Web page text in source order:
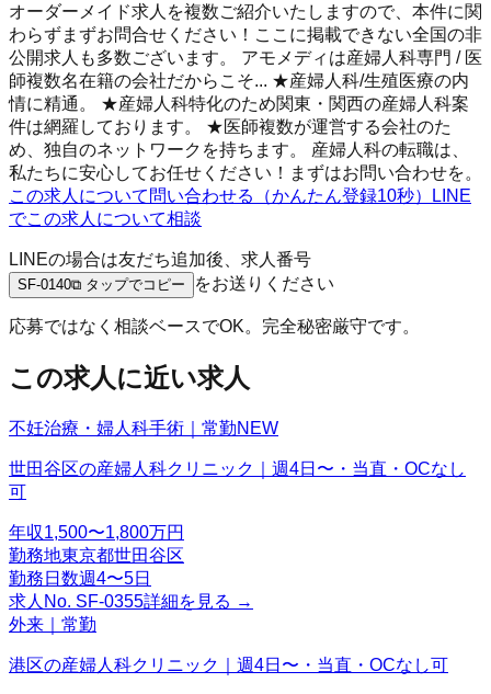
オーダーメイド求人を複数ご紹介いたしますので、本件に関
わらずまずお問合せください！ここに掲載できない全国の非
公開求人も多数ございます。 アモメディは産婦人科専門 / 医
師複数名在籍の会社だからこそ... ★産婦人科/生殖医療の内
情に精通。 ★産婦人科特化のため関東・関西の産婦人科案
件は網羅しております。 ★医師複数が運営する会社のた
め、独自のネットワークを持ちます。 産婦人科の転職は、
私たちに安心してお任せください！まずはお問い合わせを。
この求人について問い合わせる（かんたん登録10秒）
LINE
でこの求人について相談
LINEの場合は友だち追加後、求人番号
SF-0140⧉ タップでコピー をお送りください
応募ではなく相談ベースでOK。完全秘密厳守です。
この求人に近い求人
不妊治療・婦人科手術｜常勤NEW
世田谷区の産婦人科クリニック｜週4日〜・当直・OCなし
可
年収1,500〜1,800万円
勤務地東京都世田谷区
勤務日数週4〜5日
求人No. SF-0355詳細を見る →
外来｜常勤
港区の産婦人科クリニック｜週4日〜・当直・OCなし可